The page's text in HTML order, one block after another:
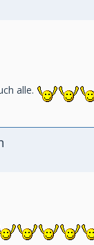
alle.